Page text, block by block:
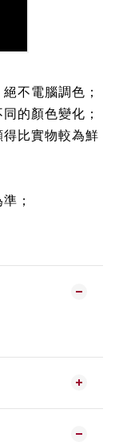
不電腦調色；
的顏色變化；
比實物較為鮮
；